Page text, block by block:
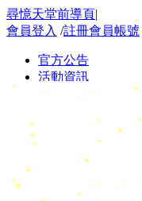
尋憶天堂前導頁|
會員登入 /註冊會員帳號